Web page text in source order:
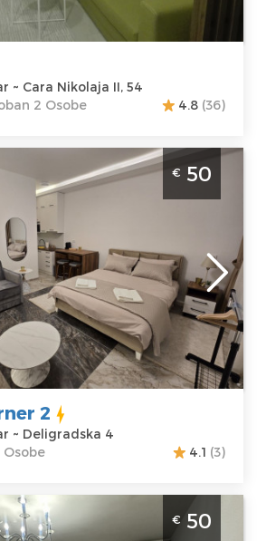
Struktura :
Jednosoban
~ Cara Nikolaja II, 54
2 Osobe
4.8 (36)
Slavija Corner 2 Beograd
je na prvom spratu
površine je 31m2 i idealan
do 3 osobe.
Gosti:3
Kvadratura :
m2
Struktura :
Studio
€ 50
2
~ Deligradska 4
Osobe
4.1 (3)
Bel Canto Beograd
za 4 osobe, nalazi se na
€ 50